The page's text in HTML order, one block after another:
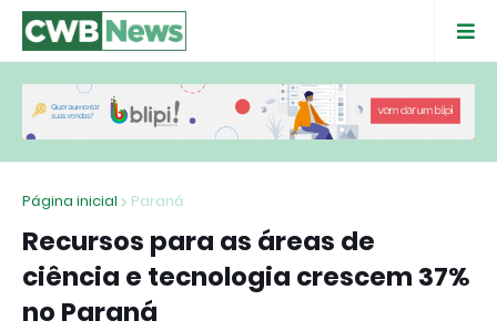
Página inicial Paraná
Recursos para as áreas de
ciência e tecnologia crescem 37%
no Paraná